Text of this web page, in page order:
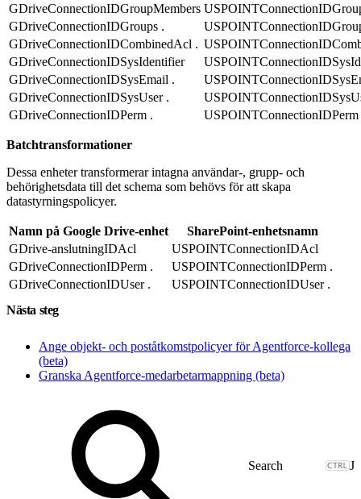
GDriveConnectionIDGroupMembers
GDriveConnectionIDGroups .
GDriveConnectionIDCombinedAcl .
GDriveConnectionIDSysIdentifier
GDriveConnectionIDSysEmail .
GDriveConnectionIDSysUser .
GDriveConnectionIDPerm .
USPOINTConnectionIDPerm
Batchtransformationer
Dessa enheter transformerar intagna användar-, grupp- och
behörighetsdata till det schema som behövs för att skapa
datastyrningspolicyer.
Namn på Google Drive-enhet
SharePoint-enhetsnamn
GDrive-anslutningIDAcl
USPOINTConnectionIDAcl
GDriveConnectionIDPerm .
USPOINTConnectionIDPerm .
GDriveConnectionIDUser .
USPOINTConnectionIDUser .
Nästa steg
Ange objekt- och poståtkomstpolicyer för Agentforce-kollega
(beta)
Granska Agentforce-medarbetarmappning (beta)
J